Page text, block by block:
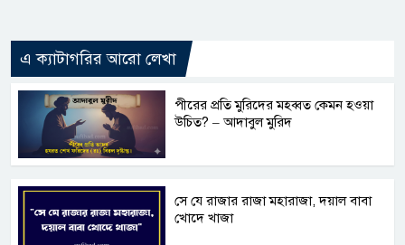
এ ক্যাটাগরির আরো লেখা
পীরের প্রতি মুরিদের মহব্বত কেমন হওয়া
উচিত? – আদাবুল মুরিদ
সে যে রাজার রাজা মহারাজা, দয়াল বাবা
খোদে খাজা